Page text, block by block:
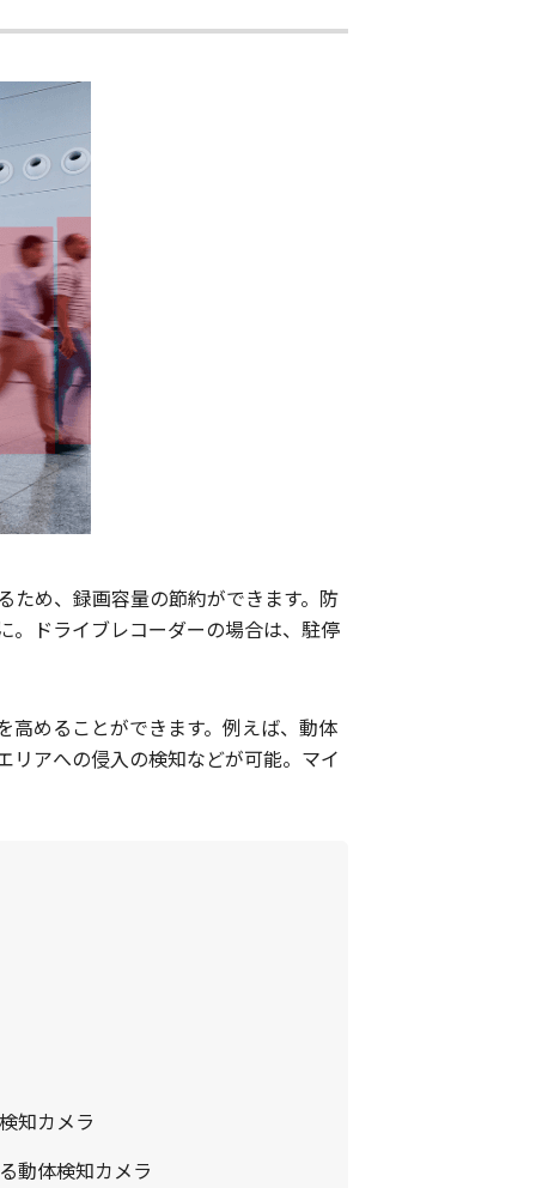
ため、録画容量の節約ができます。防
。ドライブレコーダーの場合は、駐停
高めることができます。例えば、動体
リアへの侵入の検知などが可能。マイ
知カメラ
動体検知カメラ